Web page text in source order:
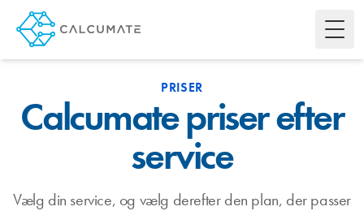
PRISER
Calcumate priser efter
service
Vælg din service, og vælg derefter den plan, der passer